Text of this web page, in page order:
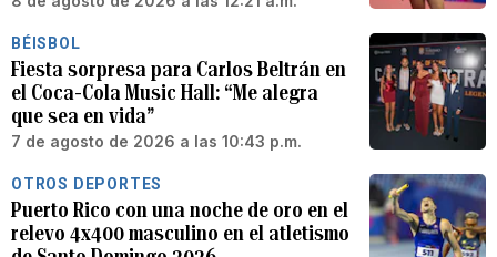
BÉISBOL
Fiesta sorpresa para Carlos Beltrán en
el Coca-Cola Music Hall: “Me alegra
que sea en vida”
7 de agosto de 2026 a las 10:43 p.m.
OTROS DEPORTES
Puerto Rico con una noche de oro en el
relevo 4x400 masculino en el atletismo